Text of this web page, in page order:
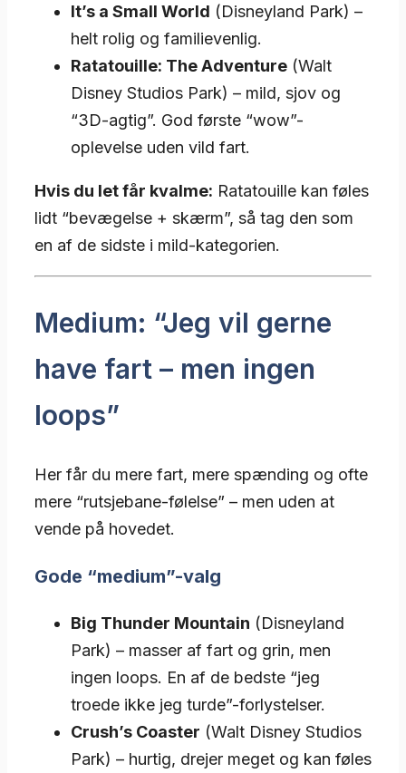
It’s a Small World (Disneyland Park) –
helt rolig og familievenlig.
Ratatouille: The Adventure (Walt
Disney Studios Park) – mild, sjov og
“3D-agtig”. God første “wow”-
oplevelse uden vild fart.
Hvis du let får kvalme: Ratatouille kan føles
lidt “bevægelse + skærm”, så tag den som
en af de sidste i mild-kategorien.
Medium: “Jeg vil gerne
have fart – men ingen
loops”
Her får du mere fart, mere spænding og ofte
mere “rutsjebane-følelse” – men uden at
vende på hovedet.
Gode “medium”-valg
Big Thunder Mountain (Disneyland
Park) – masser af fart og grin, men
ingen loops. En af de bedste “jeg
troede ikke jeg turde”-forlystelser.
Crush’s Coaster (Walt Disney Studios
Park) – hurtig, drejer meget og kan føles